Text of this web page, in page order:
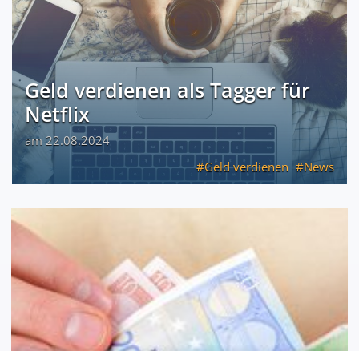
Geld verdienen als Tagger für
Netflix
am 22.08.2024
Geld verdienen
News